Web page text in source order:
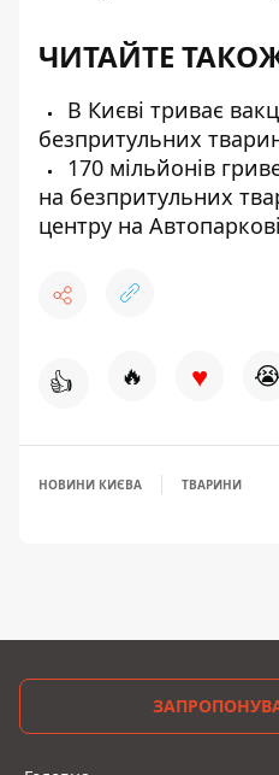
ЧИТАЙТЕ
В Києві триває
безпритульних
170 мільйонів
на безпритульних
центру на
👍 🔥 ♥
НОВИНИ КИЄВА ТВАРИНИ